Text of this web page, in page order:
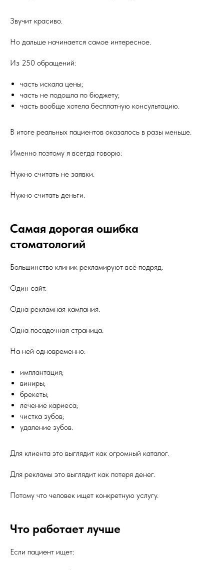
Звучит красиво.
Но дальше начинается самое интересное.
Из 250 обращений:
часть искала цены;
часть не подошла по бюджету;
часть вообще хотела бесплатную консультацию.
В итоге реальных пациентов оказалось в разы меньше.
Именно поэтому я всегда говорю:
Нужно считать не заявки.
Нужно считать деньги.
Самая дорогая ошибка
стоматологий
Большинство клиник рекламируют всё подряд.
Один сайт.
Одна рекламная кампания.
Одна посадочная страница.
На ней одновременно:
имплантация;
виниры;
брекеты;
лечение кариеса;
чистка зубов;
удаление зубов.
Для клиента это выглядит как огромный каталог.
Для рекламы это выглядит как потеря денег.
Потому что человек ищет конкретную услугу.
Что работает лучше
Если пациент ищет: